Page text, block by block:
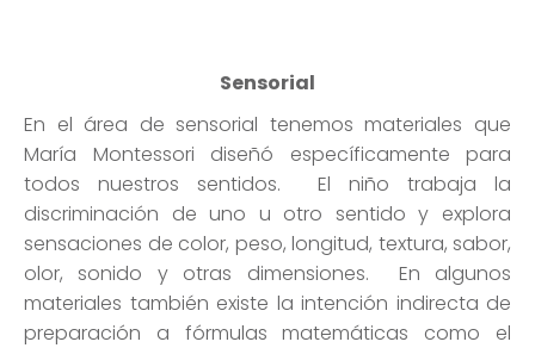
sensaciones de color, peso, longitud, textura, sabor,
olor, sonido y otras dimensiones. En algunos
materiales también existe la intención indirecta de
preparación a fórmulas matemáticas como el
cubo del binomio, de trinomio y la tabla de
Pitágoras. A la vez que va afinando cada vez más
su apreciación de los detalles y su percepción
sensorial, también sigue desarrollando su
concentración.